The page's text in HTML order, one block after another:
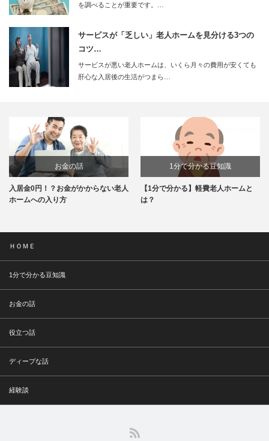
を調べることが重要です。…
サービスが「乏しい」老人ホームを見分ける3つの
コツ…
サービスが悪い老人ホームは、いくら月々の費用が安くても
肝心な入居後の生活がつまら…
お金の話
入居金0円！？お金がかからない老人
ホームへの入り方
1分で分かる豆知識
【1分で分かる】軽費老人ホームと
は？
ＨＯＭＥ
1分で分かる豆知識
お金の話
役立つ話
ディープな話
経験談